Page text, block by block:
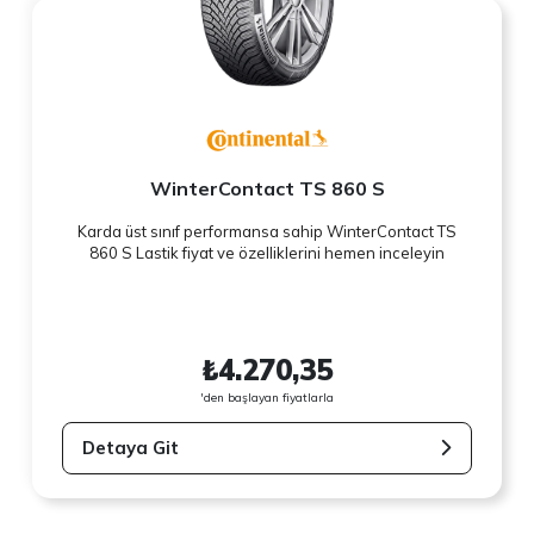
WinterContact TS 860 S
Karda üst sınıf performansa sahip WinterContact TS
860 S Lastik fiyat ve özelliklerini hemen inceleyin
₺4.270,35
'den başlayan fiyatlarla
Detaya Git